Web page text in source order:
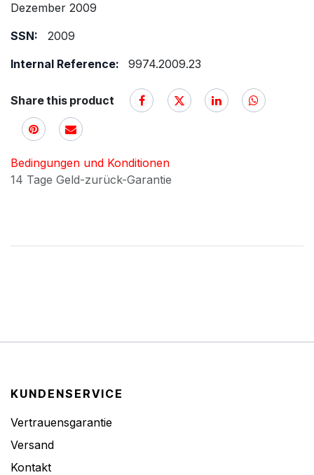
Dezember 2009
SSN:
2009
Internal Reference:
9974.2009.23
Share this product
Bedingungen und Konditionen
14 Tage Geld-zurück-Garantie
KUNDENSERVICE
Vertrauensgarantie
Versand
Kontakt